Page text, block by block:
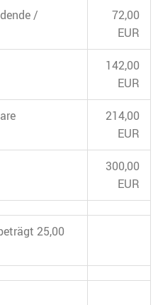
/
72,00
EUR
142,00
EUR
214,00
EUR
300,00
EUR
25,00